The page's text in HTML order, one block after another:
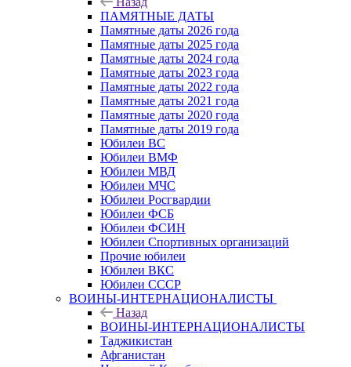
ПАМЯТНЫЕ ДАТЫ
Памятные даты 2026 года
Памятные даты 2025 года
Памятные даты 2024 года
Памятные даты 2023 года
Памятные даты 2022 года
Памятные даты 2021 года
Памятные даты 2020 года
Памятные даты 2019 года
Юбилеи ВС
Юбилеи ВМФ
Юбилеи МВД
Юбилеи МЧС
Юбилеи Росгвардии
Юбилеи ФСБ
Юбилеи ФСИН
Юбилеи Спортивных организаций
Прочие юбилеи
Юбилеи ВКС
Юбилеи СССР
ВОИНЫ-ИНТЕРНАЦИОНАЛИСТЫ
Назад
ВОИНЫ-ИНТЕРНАЦИОНАЛИСТЫ
Таджикистан
Афганистан